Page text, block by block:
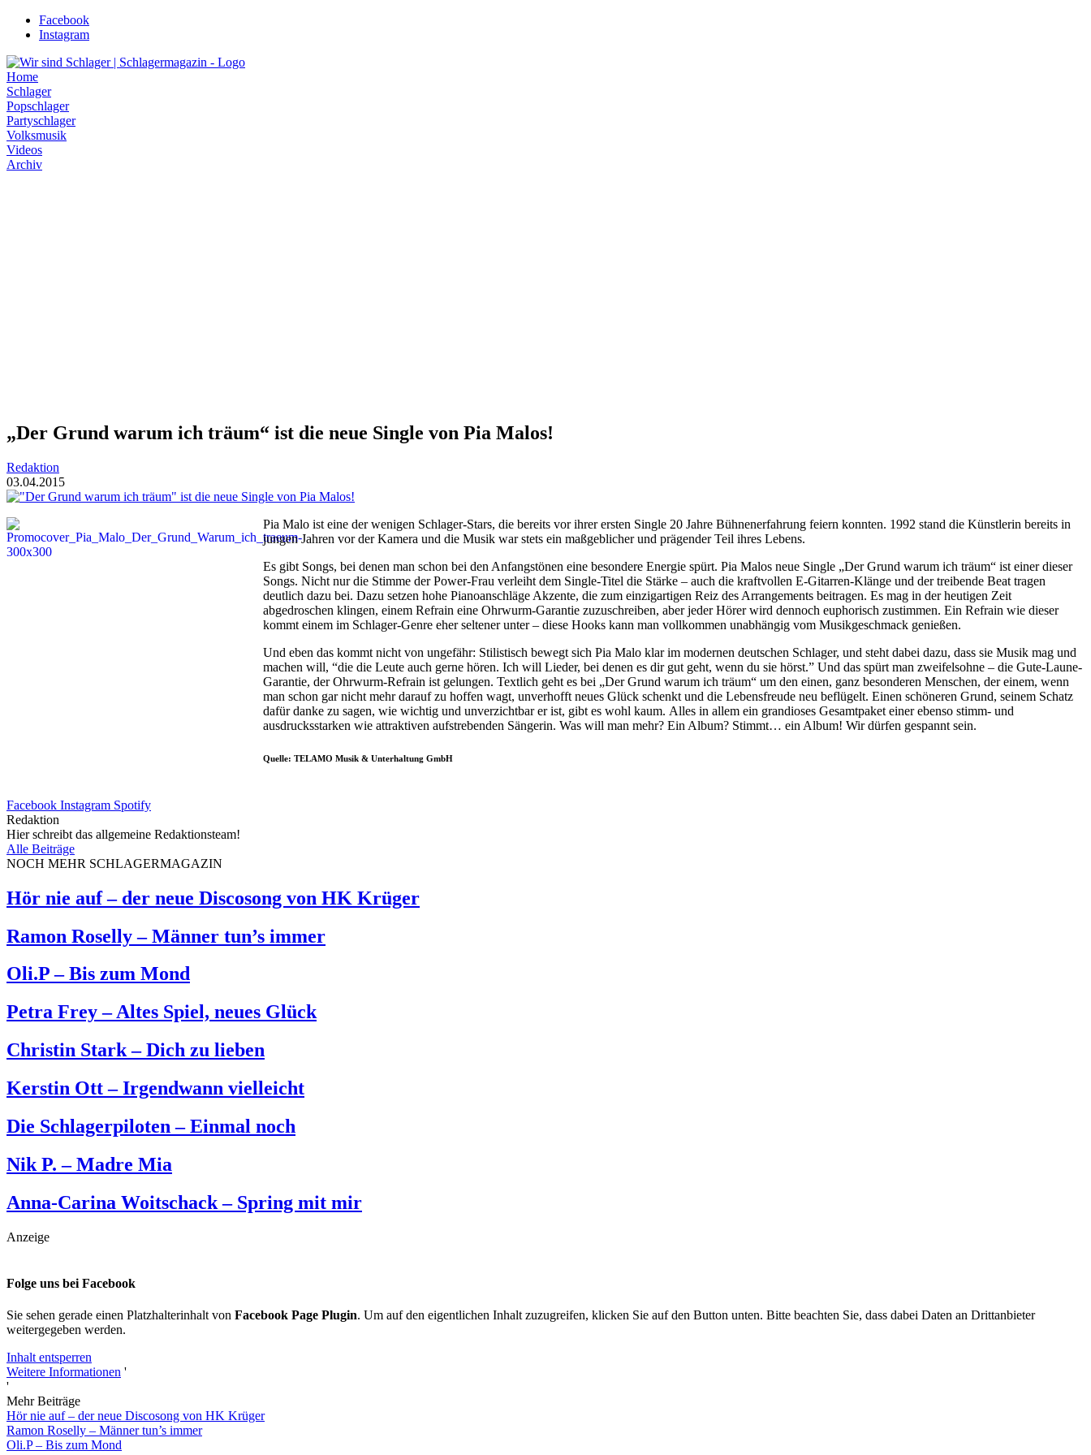
Zum
Inhalt
Facebook
Instagram
Home
Schlager
Popschlager
Partyschlager
Volksmusik
Videos
Archiv
„Der Grund warum ich träum“ ist die neue Single von Pia Malos!
Redaktion
03.04.2015
Pia Malo ist eine der wenigen Schlager-Stars, die bereits vor ihrer ersten Single 20 Jahre Bühnenerfahrung feiern konnten. 1992 stand die Künstlerin bereits in
jungen Jahren vor der Kamera und die Musik war stets ein maßgeblicher und prägender Teil ihres Lebens.
Es gibt Songs, bei denen man schon bei den Anfangstönen eine besondere Energie spürt. Pia Malos neue Single „Der Grund warum ich träum“ ist einer dieser
Songs. Nicht nur die Stimme der Power-Frau verleiht dem Single-Titel die Stärke – auch die kraftvollen E-Gitarren-Klänge und der treibende Beat tragen
deutlich dazu bei. Dazu setzen hohe Pianoanschläge Akzente, die zum einzigartigen Reiz des Arrangements beitragen. Es mag in der heutigen Zeit
abgedroschen klingen, einem Refrain eine Ohrwurm-Garantie zuzuschreiben, aber jeder Hörer wird dennoch euphorisch zustimmen. Ein Refrain wie dieser
kommt einem im Schlager-Genre eher seltener unter – diese Hooks kann man vollkommen unabhängig vom Musikgeschmack genießen.
Und eben das kommt nicht von ungefähr: Stilistisch bewegt sich Pia Malo klar im modernen deutschen Schlager, und steht dabei dazu, dass sie Musik mag und
machen will, “die die Leute auch gerne hören. Ich will Lieder, bei denen es dir gut geht, wenn du sie hörst.” Und das spürt man zweifelsohne – die Gute-Laune-
Garantie, der Ohrwurm-Refrain ist gelungen. Textlich geht es bei „Der Grund warum ich träum“ um den einen, ganz besonderen Menschen, der einem, wenn
man schon gar nicht mehr darauf zu hoffen wagt, unverhofft neues Glück schenkt und die Lebensfreude neu beflügelt. Einen schöneren Grund, seinem Schatz
dafür danke zu sagen, wie wichtig und unverzichtbar er ist, gibt es wohl kaum. Alles in allem ein grandioses Gesamtpaket einer ebenso stimm- und
ausdrucksstarken wie attraktiven aufstrebenden Sängerin. Was will man mehr? Ein Album? Stimmt… ein Album! Wir dürfen gespannt sein.
Quelle: TELAMO Musik & Unterhaltung GmbH
Facebook Instagram Spotify
Redaktion
Hier schreibt das allgemeine Redaktionsteam!
Alle Beiträge
NOCH MEHR SCHLAGERMAGAZIN
Hör nie auf – der neue Discosong von HK Krüger
Ramon Roselly – Männer tun’s immer
Oli.P – Bis zum Mond
Petra Frey – Altes Spiel, neues Glück
Christin Stark – Dich zu lieben
Kerstin Ott – Irgendwann vielleicht
Die Schlagerpiloten – Einmal noch
Nik P. – Madre Mia
Anna-Carina Woitschack – Spring mit mir
Anzeige
Folge uns bei Facebook
Sie sehen gerade einen Platzhalterinhalt von Facebook Page Plugin. Um auf den eigentlichen Inhalt zuzugreifen, klicken Sie auf den Button unten. Bitte beachten Sie, dass dabei Daten an Drittanbieter
weitergegeben werden.
Inhalt entsperren
Weitere Informationen '
'
Mehr Beiträge
Hör nie auf – der neue Discosong von HK Krüger
Ramon Roselly – Männer tun’s immer
Oli.P – Bis zum Mond